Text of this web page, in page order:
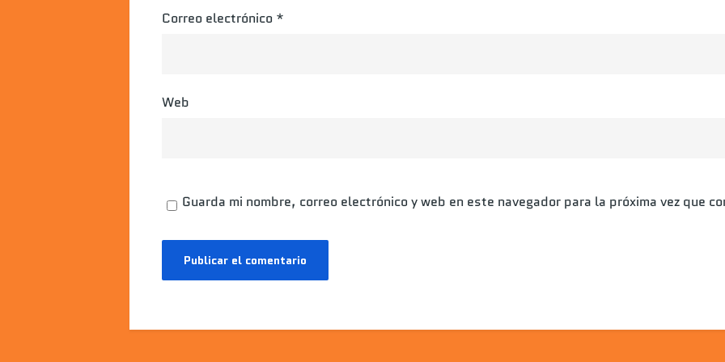
Correo electrónico *
Web
Guarda mi nombre, correo electrónico y web en este navegador para la próxima vez que